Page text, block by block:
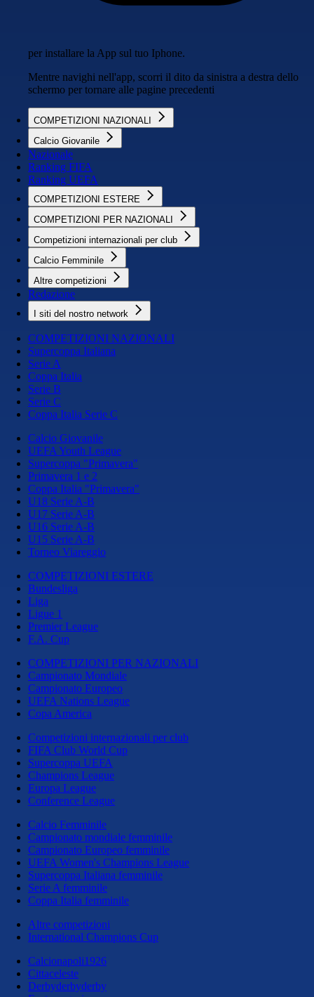
per installare la App sul tuo Iphone.
Mentre navighi nell'app, scorri il dito da sinistra a destra dello
schermo per tornare alle pagine precedenti
COMPETIZIONI NAZIONALI
Calcio Giovanile
Nazionale
Ranking FIFA
Ranking UEFA
COMPETIZIONI ESTERE
COMPETIZIONI PER NAZIONALI
Competizioni internazionali per club
Calcio Femminile
Altre competizioni
Redazione
I siti del nostro network
COMPETIZIONI NAZIONALI
Supercoppa Italiana
Serie A
Coppa Italia
Serie B
Serie C
Coppa Italia Serie C
Calcio Giovanile
UEFA Youth League
Supercoppa "Primavera"
Primavera 1 e 2
Coppa Italia "Primavera"
U18 Serie A-B
U17 Serie A-B
U16 Serie A-B
U15 Serie A-B
Torneo Viareggio
COMPETIZIONI ESTERE
Bundesliga
Liga
Ligue 1
Premier League
F.A. Cup
COMPETIZIONI PER NAZIONALI
Campionato Mondiale
Campionato Europeo
UEFA Nations League
Copa America
Competizioni internazionali per club
FIFA Club World Cup
Supercoppa UEFA
Champions League
Europa League
Conference League
Calcio Femminile
Campionato mondiale femminile
Campionato Europeo femminile
UEFA Women's Champions League
Supercoppa Italiana femminile
Serie A femminile
Coppa Italia femminile
Altre competizioni
International Champions Cup
Calcionapoli1926
Cittaceleste
Derbyderbyderby